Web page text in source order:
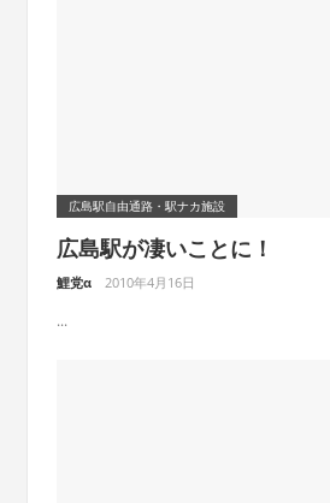
広島駅自由通路・駅ナカ施設
広島駅が凄いことに！
鯉党α 2010年4月16日
...